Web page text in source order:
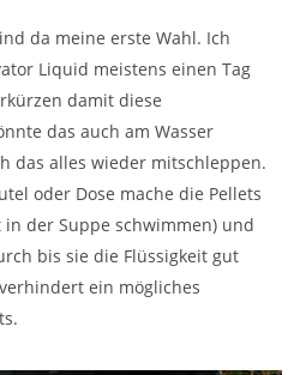
da meine erste Wahl. Ich
Liquid meistens einen Tag
damit diese
das auch am Wasser
das alles wieder mitschleppen.
oder Dose mache die Pellets
der Suppe schwimmen) und
bis sie die Flüssigkeit gut
ein mögliches